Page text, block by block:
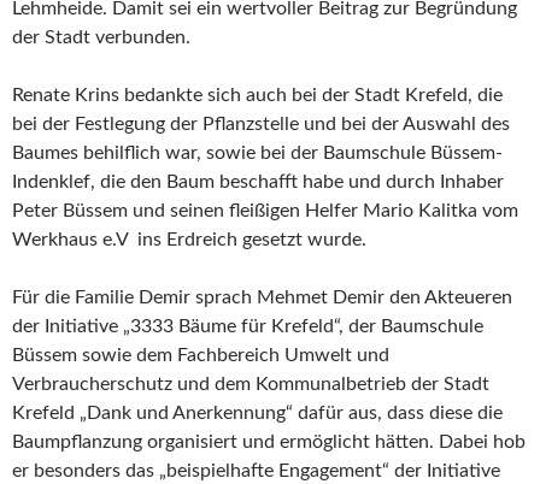
Lehmheide. Damit sei ein wertvoller Beitrag zur Begründung
der Stadt verbunden.
Renate Krins bedankte sich auch bei der Stadt Krefeld, die
bei der Festlegung der Pflanzstelle und bei der Auswahl des
Baumes behilflich war, sowie bei der Baumschule Büssem-
Indenklef, die den Baum beschafft habe und durch Inhaber
Peter Büssem und seinen fleißigen Helfer Mario Kalitka vom
Werkhaus e.V ins Erdreich gesetzt wurde.
Für die Familie Demir sprach Mehmet Demir den Akteueren
der Initiative „3333 Bäume für Krefeld“, der Baumschule
Büssem sowie dem Fachbereich Umwelt und
Verbraucherschutz und dem Kommunalbetrieb der Stadt
Krefeld „Dank und Anerkennung“ dafür aus, dass diese die
Baumpflanzung organisiert und ermöglicht hätten. Dabei hob
er besonders das „beispielhafte Engagement“ der Initiative